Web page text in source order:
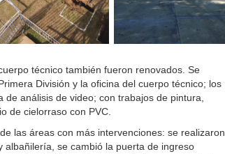
técnico también fueron renovados. Se
División y la oficina del cuerpo técnico; los
de análisis de video; con trabajos de pintura,
de cielorraso con PVC.
las áreas con más intervenciones: se realizaron
albañilería, se cambió la puerta de ingreso